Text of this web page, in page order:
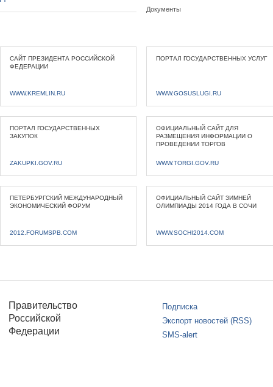
Документы
САЙТ ПРЕЗИДЕНТА РОССИЙСКОЙ
ФЕДЕРАЦИИ
WWW.KREMLIN.RU
ПОРТАЛ ГОСУДАРСТВЕННЫХ УСЛУГ
WWW.GOSUSLUGI.RU
ПОРТАЛ ГОСУДАРСТВЕННЫХ
ЗАКУПОК
ZAKUPKI.GOV.RU
ОФИЦИАЛЬНЫЙ САЙТ ДЛЯ
РАЗМЕЩЕНИЯ ИНФОРМАЦИИ О
ПРОВЕДЕНИИ ТОРГОВ
WWW.TORGI.GOV.RU
ПЕТЕРБУРГСКИЙ МЕЖДУНАРОДНЫЙ
ЭКОНОМИЧЕСКИЙ ФОРУМ
2012.FORUMSPB.COM
ОФИЦИАЛЬНЫЙ САЙТ ЗИМНЕЙ
ОЛИМПИАДЫ 2014 ГОДА В СОЧИ
WWW.SOCHI2014.COM
Правительство
Российской
Федерации
Подписка
Экспорт новостей (RSS)
SMS-alert